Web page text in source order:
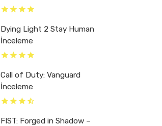
Dying Light 2 Stay Human
İnceleme
Call of Duty: Vanguard
İnceleme
FIST: Forged in Shadow –